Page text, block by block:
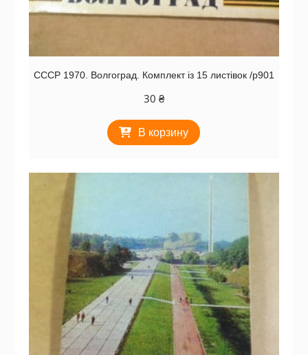
СССР 1970. Волгоград. Комплект із 15 листівок /р901
30 ₴
В корзину